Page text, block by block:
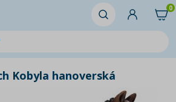
0
Kobyla hanoverská